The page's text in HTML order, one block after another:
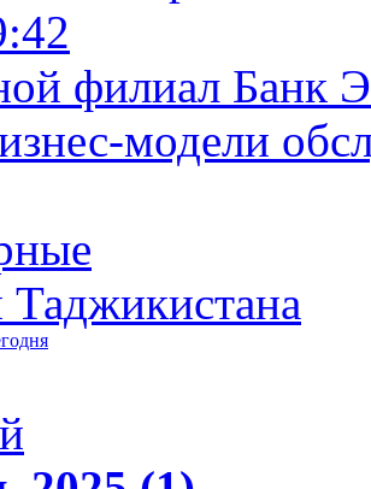
филиал Банк
модели
Таджикистана